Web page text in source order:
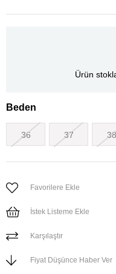
Ürün
Beden
36 37 38
Favorilere Ekle
İstek Listeme Ekle
Karşılaştır
Fiyat Düşünce Haber Ver